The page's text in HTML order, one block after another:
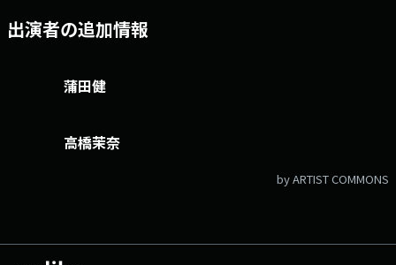
出演者の追加情報
蒲田健
高橋茉奈
by ARTIST COMMONS